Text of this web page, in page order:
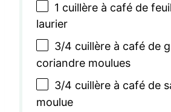
1 cuillère à café de
laurier
3/4 cuillère à café de
coriandre moulues
3/4 cuillère à café de
moulue